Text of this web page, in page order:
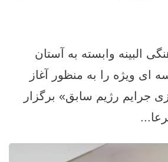
البینه وابسته به آستان
ویژه را به منظور آغاز
جرایم رژیم سابق» برگزار